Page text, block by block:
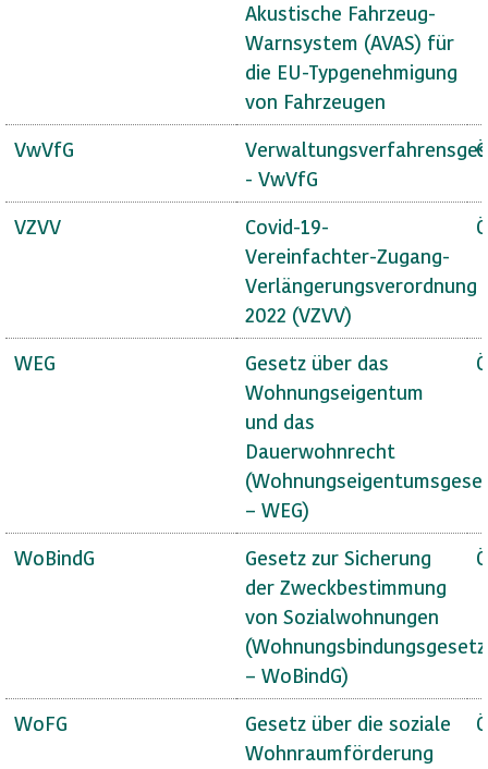
Akustische Fahrzeug-
Warnsystem (AVAS) für
die EU-Typgenehmigung
von Fahrzeugen
VwVfG
- VwVfG
VZVV
Covid-19-
Vereinfachter-Zugang-
Verlängerungsverordnung
2022 (VZVV)
WEG
Gesetz über das
Wohnungseigentum
und das
Dauerwohnrecht
– WEG)
WoBindG
Gesetz zur Sicherung
der Zweckbestimmung
von Sozialwohnungen
(Wohnungsbindungsgesetz
– WoBindG)
WoFG
Gesetz über die soziale
Wohnraumförderung